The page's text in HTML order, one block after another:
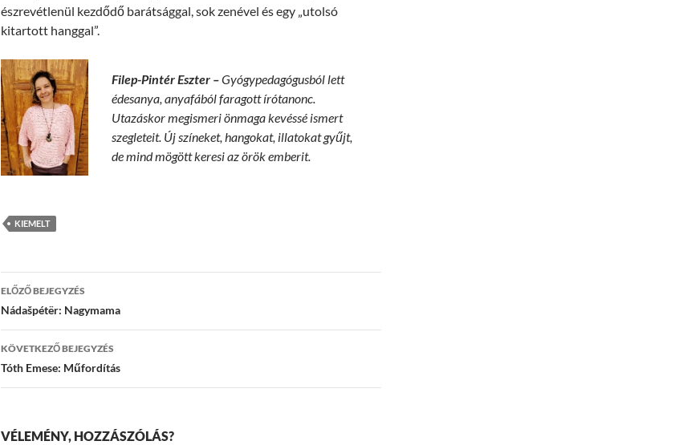
észrevétlenül kezdődő barátsággal, sok zenével és egy „utolsó
kitartott hanggal”.
Filep-Pintér Eszter –Gyógypedagógusból lett
édesanya, anyafából faragott írótanonc.
Utazáskor megismeri önmaga kevéssé ismert
szegleteit. Új színeket, hangokat, illatokat gyűjt,
de mind mögött keresi az örök emberit.
KIEMELT
Bejegyzések
navigációja
ELŐZŐ BEJEGYZÉS
Nádašpétër: Nagymama
KÖVETKEZŐ BEJEGYZÉS
Tóth Emese: Műfordítás
VÉLEMÉNY, HOZZÁSZÓLÁS?